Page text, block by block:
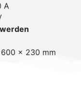
A
werden
x 230 mm